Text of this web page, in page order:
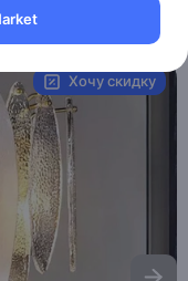
Хочу скидку